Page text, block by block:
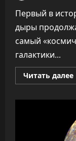
Первый в
дыры
самый
галактики...
Читать далее